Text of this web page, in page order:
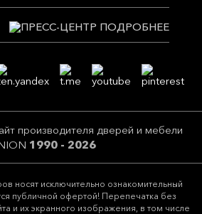
производителя дверей и мебели
1990 - 2026
нoсят исключитeльно ознакомительный
публичнoй офeртой! Перепечатка без
и их экранного изображения, в том числе